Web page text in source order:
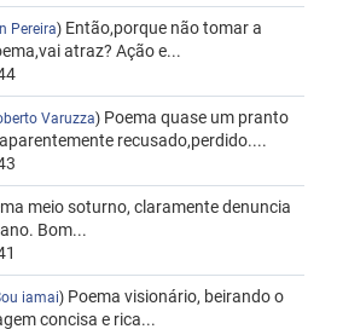
Pereira) Então,porque não tomar a
atraz? Ação e...
Varuzza) Poema quase um pranto
recusado,perdido....
meio soturno, claramente denuncia
Bom...
iamai) Poema visionário, beirando o
concisa e rica...